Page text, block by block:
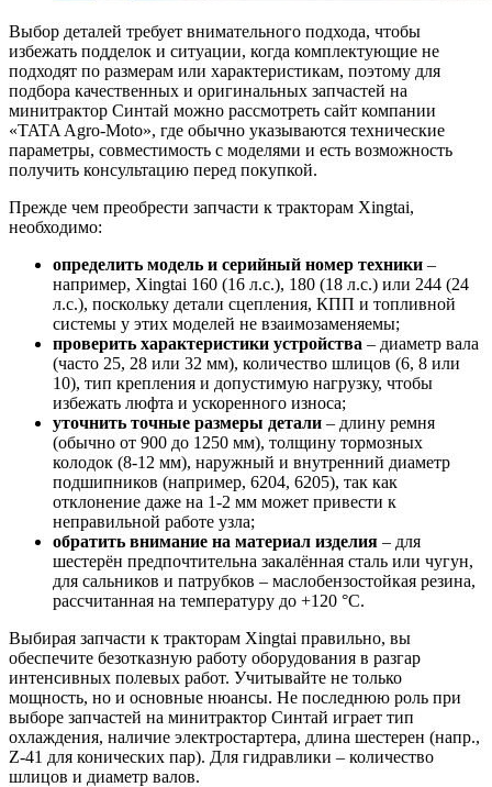
Выбор деталей требует внимательного подхода, чтобы
избежать подделок и ситуации, когда комплектующие не
подходят по размерам или характеристикам, поэтому для
подбора качественных и оригинальных запчастей на
минитрактор Синтай можно рассмотреть сайт компании
«TATA Agro-Moto», где обычно указываются технические
параметры, совместимость с моделями и есть возможность
получить консультацию перед покупкой.
Прежде чем преобрести запчасти к тракторам Xingtai,
необходимо:
определить модель и серийный номер техники –
например, Xingtai 160 (16 л.с.), 180 (18 л.с.) или 244 (24
л.с.), поскольку детали сцепления, КПП и топливной
системы у этих моделей не взаимозаменяемы;
проверить характеристики устройства – диаметр вала
(часто 25, 28 или 32 мм), количество шлицов (6, 8 или
10), тип крепления и допустимую нагрузку, чтобы
избежать люфта и ускоренного износа;
уточнить точные размеры детали – длину ремня
(обычно от 900 до 1250 мм), толщину тормозных
колодок (8-12 мм), наружный и внутренний диаметр
подшипников (например, 6204, 6205), так как
отклонение даже на 1-2 мм может привести к
неправильной работе узла;
обратить внимание на материал изделия – для
шестерён предпочтительна закалённая сталь или чугун,
для сальников и патрубков – маслобензостойкая резина,
рассчитанная на температуру до +120 °C.
Выбирая запчасти к тракторам Xingtai правильно, вы
обеспечите безотказную работу оборудования в разгар
интенсивных полевых работ. Учитывайте не только
мощность, но и основные нюансы. Не последнюю роль при
выборе запчастей на минитрактор Cинтай играет тип
охлаждения, наличие электростартера, длина шестерен (напр.,
Z-41 для конических пар). Для гидравлики – количество
шлицов и диаметр валов.